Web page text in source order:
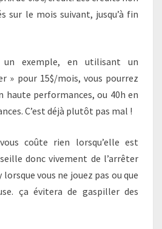
sur le mois suivant, jusqu’à fin
un exemple, en utilisant un
» pour 15$/mois, vous pourrez
haute performances, ou 40h en
C’est déjà plutôt pas mal !
coûte rien lorsqu’elle est
donc vivement de l’arrêter
vous ne jouez pas ou que
ça évitera de gaspiller des